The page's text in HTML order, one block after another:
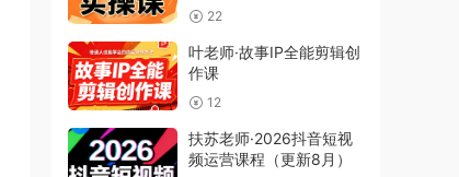
22
叶老师·故事IP全能剪辑创
作课
12
扶苏老师·2026抖音短视
频运营课程（更新8月）